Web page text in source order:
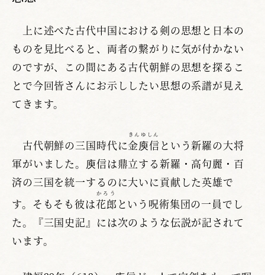
上に述べた古代中国における剣の思想と日本の
ものを見比べると、両者の繋がりに気が付かない
のですが、この間にある古代朝鮮の思想を探るこ
とで今回皆さんにお示ししたい思想の系譜が見え
てきます。
古代朝鮮の三国時代に金庾信
きんゆしん
という新羅の大将
軍がいました。庾信は鼎立する新羅・高句麗・百
済の三国を統一するのに大いに貢献した英雄で
す。そもそも彼は花郎
かろう
という呪術集団の一員でし
た。『三国史記』には次のような伝説が記されて
います。